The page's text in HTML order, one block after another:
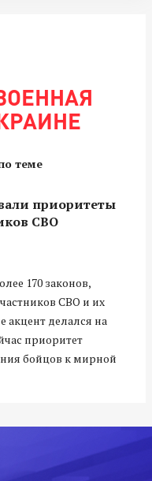
теме
приоритеты
СВО
170 законов,
СВО и их
акцент делался на
приоритет
бойцов к мирной